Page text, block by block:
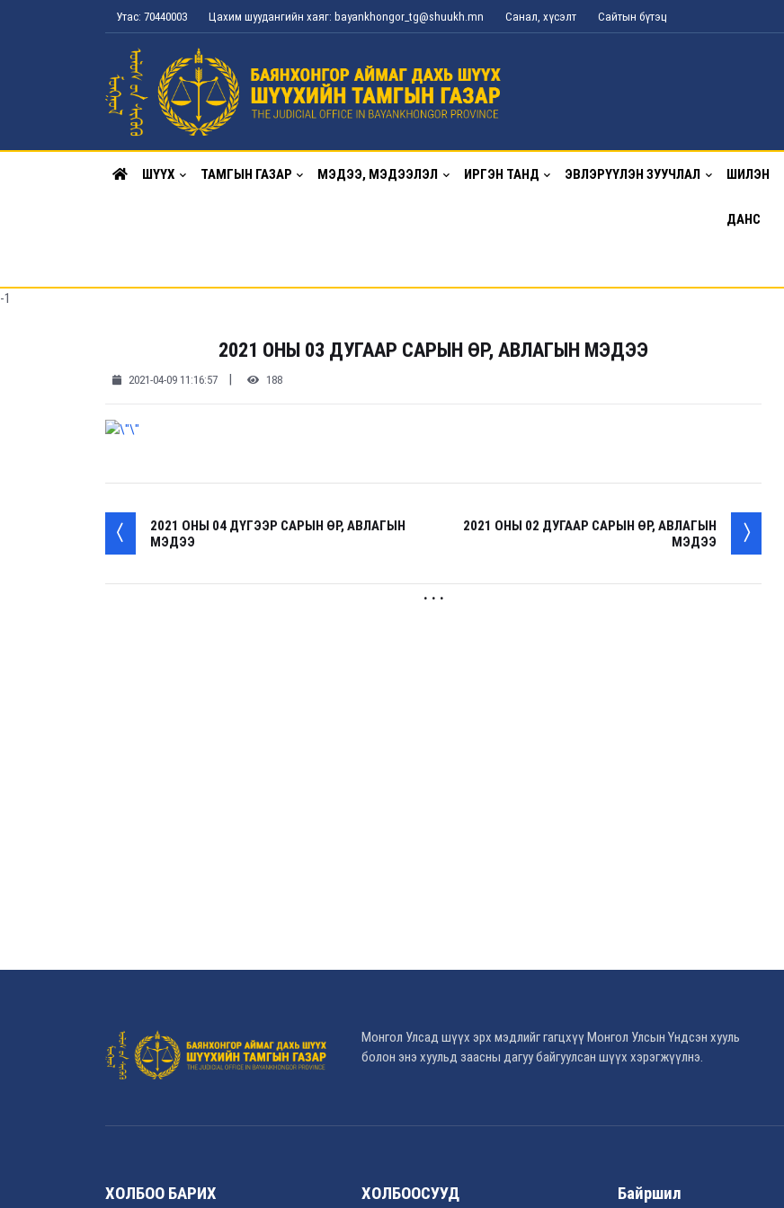
Утас: 70440003 Цахим шуудангийн хаяг: bayankhongor_tg@shuukh.mn Санал, хүсэлт Сайтын бүтэц
ШҮҮХ ТАМГЫН ГАЗАР МЭДЭЭ, МЭДЭЭЛЭЛ ИРГЭН ТАНД ЭВЛЭРҮҮЛЭН ЗУУЧЛАЛ ШИЛЭН
ДАНС
-1
2021 ОНЫ 03 ДУГААР САРЫН ӨР, АВЛАГЫН МЭДЭЭ
2021-04-09 11:16:57 | 188
2021 ОНЫ 04 ДҮГЭЭР САРЫН ӨР, АВЛАГЫН
МЭДЭЭ
2021 ОНЫ 02 ДУГААР САРЫН ӨР, АВЛАГЫН
МЭДЭЭ
. . .
Монгол Улсад шүүх эрх мэдлийг гагцхүү Монгол Улсын Үндсэн хууль
болон энэ хуульд заасны дагуу байгуулсан шүүх хэрэгжүүлнэ.
ХОЛБОО БАРИХ ХОЛБООСУУД Байршил